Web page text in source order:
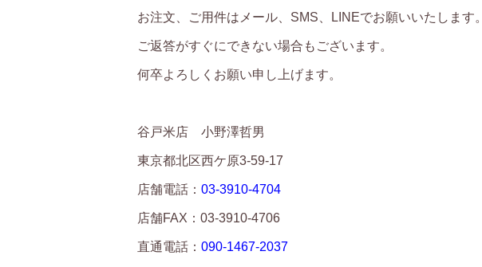
お注文、ご用件はメール、SMS、LINEでお願いいたします。
ご返答がすぐにできない場合もございます。
何卒よろしくお願い申し上げます。
谷戸米店 小野澤哲男
東京都北区西ケ原3-59-17
店舗電話： 03-3910-4704
店舗FAX：03-3910-4706
直通電話： 090-1467-2037